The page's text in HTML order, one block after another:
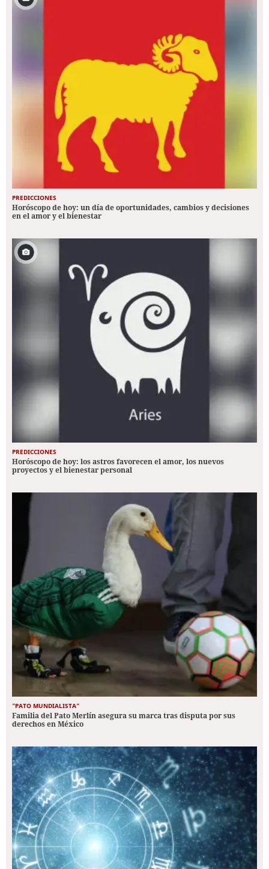
PREDICCIONES
Horóscopo de hoy: un día de oportunidades, cambios y decisiones
en el amor y el bienestar
PREDICCIONES
Horóscopo de hoy: los astros favorecen el amor, los nuevos
proyectos y el bienestar personal
"PATO MUNDIALISTA"
Familia del Pato Merlín asegura su marca tras disputa por sus
derechos en México